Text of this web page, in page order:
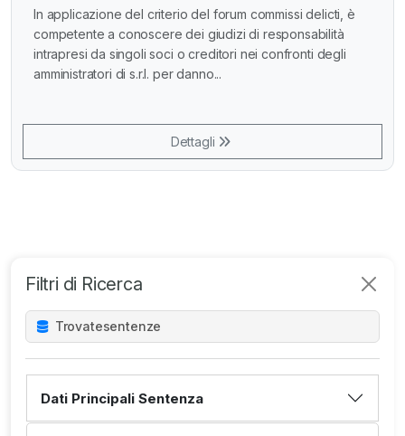
Filtri di Ricerca
Trovatesentenze
Dati Principali Sentenza
In applicazione del criterio del forum commissi delicti, è
competente a conoscere dei giudizi di responsabilità
intrapresi da singoli soci o creditori nei confronti degli
amministratori di s.r.l. per danno...
Dettagli